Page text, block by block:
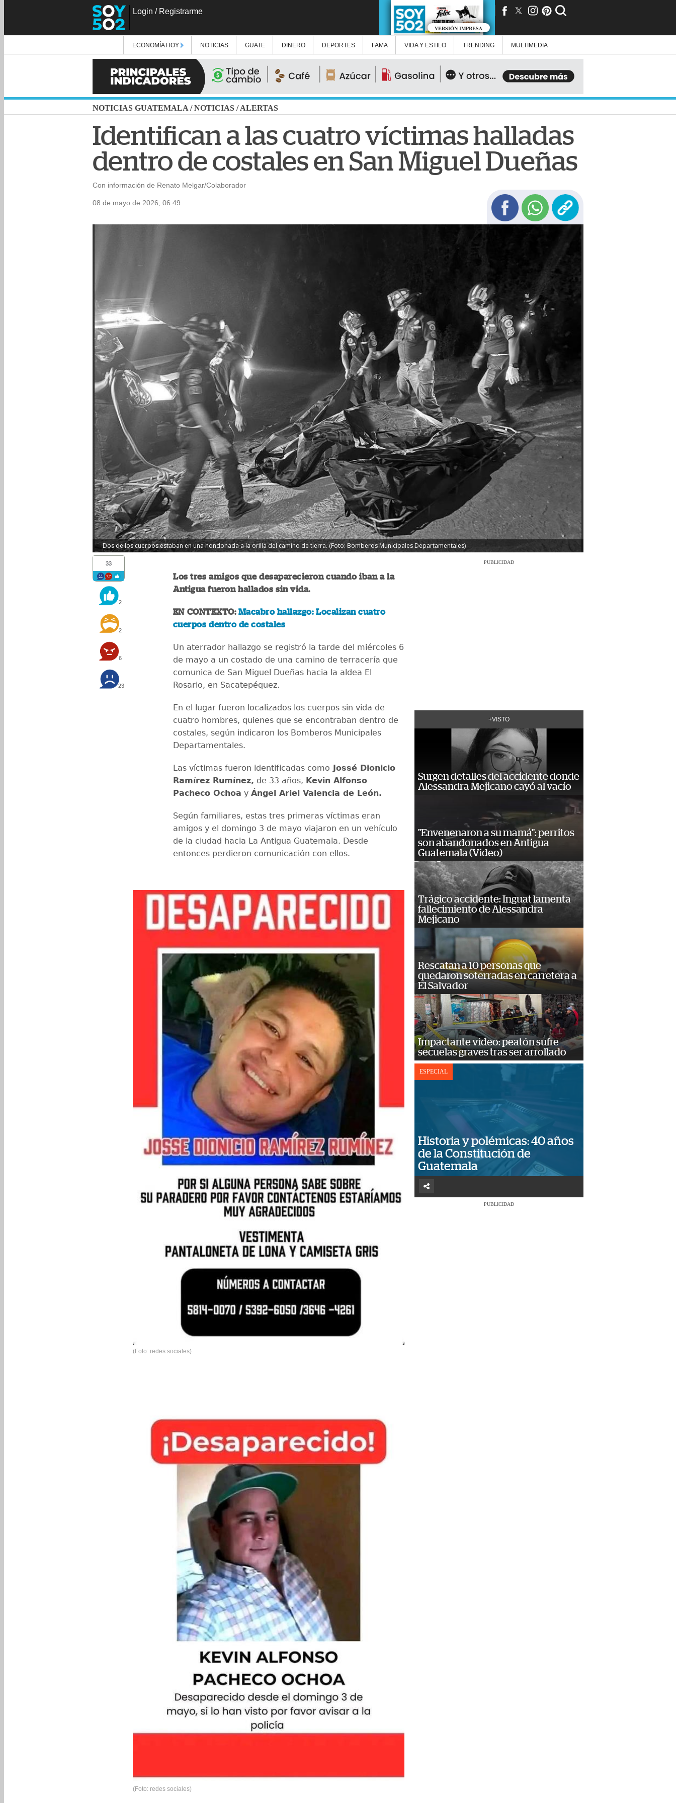
Login / Registrarme
VERSIÓN IMPRESA
ECONOMÍA HOY NOTICIAS GUATE DINERO DEPORTES FAMA VIDA Y ESTILO TRENDING MULTIMEDIA
NOTICIAS GUATEMALA /NOTICIAS /ALERTAS
Identifican a las cuatro víctimas halladas
dentro de costales en San Miguel Dueñas
Con información de Renato Melgar/Colaborador
08 de mayo de 2026, 06:49
Dos de los cuerpos estaban en una hondonada a la orilla del camino de tierra. (Foto: Bomberos Municipales Departamentales)
33
2
2
6
23
Los tres amigos que desaparecieron cuando iban a la
Antigua fueron hallados sin vida.
EN CONTEXTO: Macabro hallazgo: Localizan cuatro
cuerpos dentro de costales
Un aterrador hallazgo se registró la tarde del miércoles 6
de mayo a un costado de una camino de terracería que
comunica de San Miguel Dueñas hacia la aldea El
Rosario, en Sacatepéquez.
En el lugar fueron localizados los cuerpos sin vida de
cuatro hombres, quienes que se encontraban dentro de
costales, según indicaron los Bomberos Municipales
Departamentales.
Las víctimas fueron identificadas como Jossé Dionicio
Ramírez Rumínez, de 33 años, Kevin Alfonso
Pacheco Ochoa y Ángel Ariel Valencia de León.
Según familiares, estas tres primeras víctimas eran
amigos y el domingo 3 de mayo viajaron en un vehículo
de la ciudad hacia La Antigua Guatemala. Desde
entonces perdieron comunicación con ellos.
(Foto: redes sociales)
(Foto: redes sociales)
PUBLICIDAD
+VISTO
Surgen detalles del accidente donde
Alessandra Mejicano cayó al vacío
"Envenenaron a su mamá": perritos
son abandonados en Antigua
Guatemala (Video)
Trágico accidente: Inguat lamenta
fallecimiento de Alessandra
Mejicano
Rescatan a 10 personas que
quedaron soterradas en carretera a
El Salvador
Impactante video: peatón sufre
secuelas graves tras ser arrollado
ESPECIAL
Historia y polémicas: 40 años
de la Constitución de
Guatemala
PUBLICIDAD